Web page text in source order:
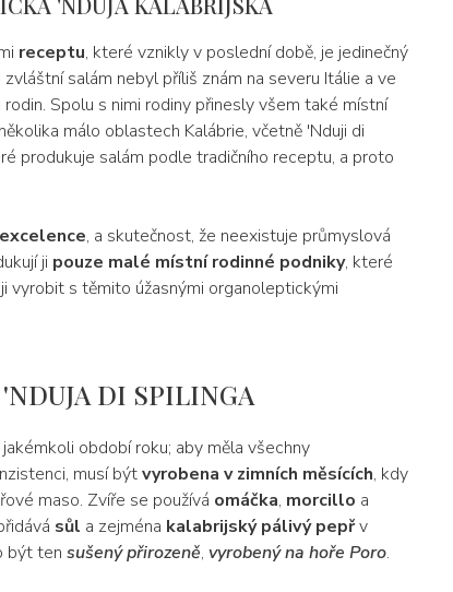
receptu, které vznikly v poslední době, je jedinečný
zvláštní salám nebyl příliš znám na severu Itálie a ve
Spolu s nimi rodiny přinesly všem také místní
málo oblastech Kalábrie, včetně 'Nduji di
produkuje salám podle tradičního receptu, a proto
, a skutečnost, že neexistuje průmyslová
ji pouze malé místní rodinné podniky, které
vyrobit s těmito úžasnými organoleptickými
DI SPILINGA
období roku; aby měla všechny
musí býtvyrobena v zimních měsících, kdy
maso. Zvíře se používá omáčka, morcillo a
sůl a zejména kalabrijský pálivý pepřv
být ten sušený přirozeně, vyrobený na hoře Poro.